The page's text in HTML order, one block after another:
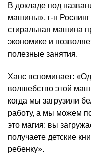
В докладе под
машины», г‑н Рослинг
стиральная машина
экономике и
полезные занятия.
Ханс вспоминает:
волшебство этой
когда мы загрузили
работу, а мы можем
это магия: вы
получаете детские
ребенку».